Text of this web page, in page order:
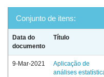
Conjunto de itens:
Data do
documento
Título
9-Mar-2021
Aplicação de
análises